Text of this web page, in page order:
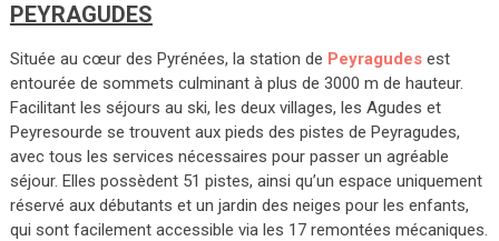
PEYRAGUDES
Située au cœur des Pyrénées, la station de Peyragudes est
entourée de sommets culminant à plus de 3000 m de hauteur.
Facilitant les séjours au ski, les deux villages, les Agudes et
Peyresourde se trouvent aux pieds des pistes de Peyragudes,
avec tous les services nécessaires pour passer un agréable
séjour. Elles possèdent 51 pistes, ainsi qu’un espace uniquement
réservé aux débutants et un jardin des neiges pour les enfants,
qui sont facilement accessible via les 17 remontées mécaniques.